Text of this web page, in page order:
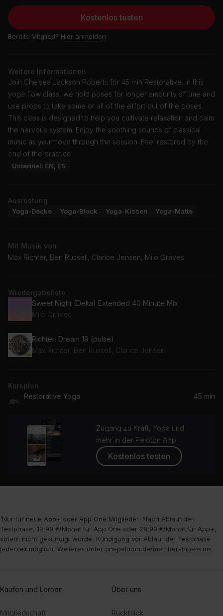
Kostenlos testen
Bereits Mitglied? Hier anmelden
Weitere Informationen
Join Chelsea Jackson Roberts for 45 min Restorative. In this
yoga flow class, we hold poses for longer amounts of time and
use props to take some or all of the effort out of the poses.
This class is designed to help you cultivate relaxation and calm
the nervous system. Enjoy the soothing sounds of classical
music as you move through the session. Feel restored by the
end of the practice.
Untertitel: EN, ES
Ausrüstung
Yoga-Decke Yoga-Block Yoga-Kissen Yoga-Matte
Mit Musik von
Max Richter, Ben Russell, Clarice Jensen, Milo Graves
Wiedergabeliste
Sweet Night (Delta) Extended 40 Minute Mix
Milo Graves
Richter: Dream 19 (pulse)
Max Richter, Ben Russell, Clarice Jensen
Kursplan
Restorative Yoga
45 min
Zugang zu Kraft, Yoga und
mehr in der Peloton App
Kostenlos testen
¹Nur für neue App+ oder App One Mitglieder. Nach Ablauf der
Testphase, 12,99 €/Monat für App One oder 28,99 €/Monat für App+,
sofern nicht gekündigt wurde. Kündigung vor Ablauf der Testphase
jederzeit möglich. Weiteres unter onepeloton.de/membership-terms
Kaufen und Lernen
Mitgliedschaft
Über uns
Rückblick